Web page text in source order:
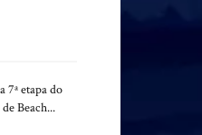
7ª etapa do
Beach...